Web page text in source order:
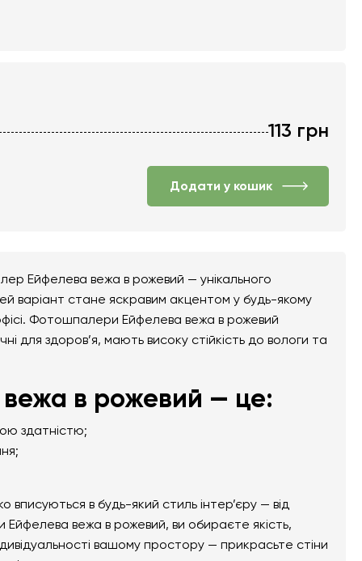
113 грн
Додати у кошик
Ейфелева вежа в рожевий — унікального
варіант стане яскравим акцентом у будь-якому
офісі. Фотошпалери Ейфелева вежа в рожевий
для здоров’я, мають високу стійкість до вологи та
в рожевий — це:
здатністю;
в будь-який стиль інтер’єру — від
вежа в рожевий, ви обираєте якість,
вашому простору — прикрасьте стіни